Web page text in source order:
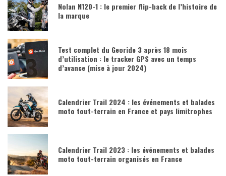
Nolan N120-1 : le premier flip-back de l’histoire de
la marque
Test complet du Georide 3 après 18 mois
d’utilisation : le tracker GPS avec un temps
d’avance (mise à jour 2024)
Calendrier Trail 2024 : les événements et balades
moto tout-terrain en France et pays limitrophes
Calendrier Trail 2023 : les événements et balades
moto tout-terrain organisés en France